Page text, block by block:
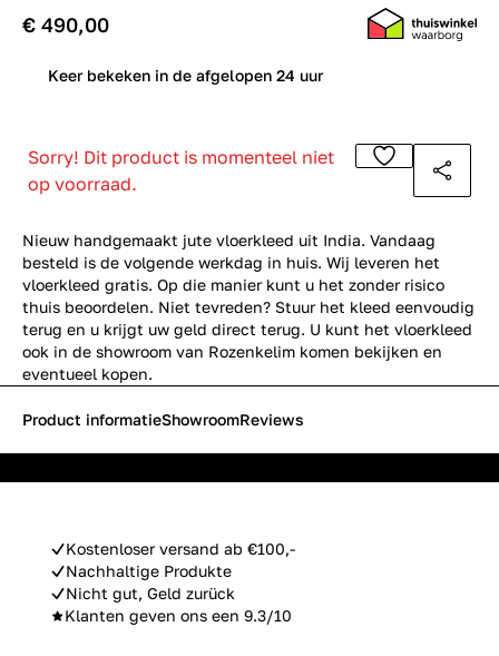
€ 490,00
Keer bekeken in de afgelopen 24 uur
Sorry! Dit product is momenteel niet
op voorraad.
Nieuw handgemaakt jute vloerkleed uit India. Vandaag
besteld is de volgende werkdag in huis. Wij leveren het
vloerkleed gratis. Op die manier kunt u het zonder risico
thuis beoordelen. Niet tevreden? Stuur het kleed eenvoudig
terug en u krijgt uw geld direct terug. U kunt het vloerkleed
ook in de showroom van Rozenkelim komen bekijken en
eventueel kopen.
Kostenloser versand ab €100,-
Nachhaltige Produkte
Nicht gut, Geld zurück
Klanten geven ons een 9.3/10
Product informatieShowroomReviews